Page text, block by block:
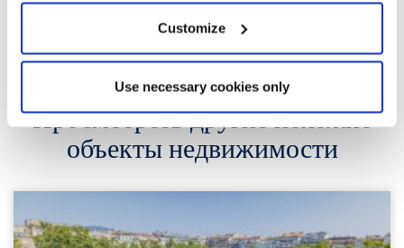
Customize
Use necessary cookies only
Просмотреть другие похожие
объекты недвижимости